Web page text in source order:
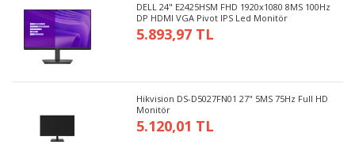
DELL 24" E2425HSM FHD 1920x1080 8MS 100Hz
DP HDMI VGA Pivot IPS Led Monitör
5.893,97 TL
Hikvision DS-D5027FN01 27" 5MS 75Hz Full HD
Monitör
5.120,01 TL